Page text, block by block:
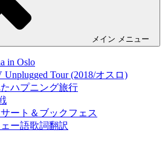
メイン メニュー
in Oslo
Unplugged Tour (2018/オスロ)
ハプニング旅行
ート＆ブックフェス
ー語歌詞翻訳